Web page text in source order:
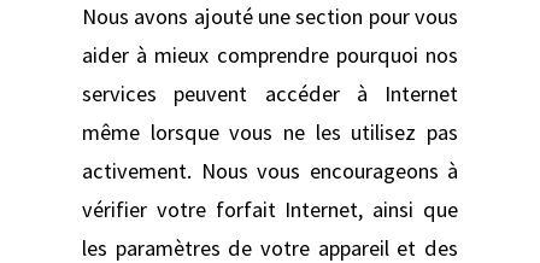
Nous avons ajouté une section pour vous
aider à mieux comprendre pourquoi nos
services peuvent accéder à Internet
même lorsque vous ne les utilisez pas
activement. Nous vous encourageons à
vérifier votre forfait Internet, ainsi que
les paramètres de votre appareil et des